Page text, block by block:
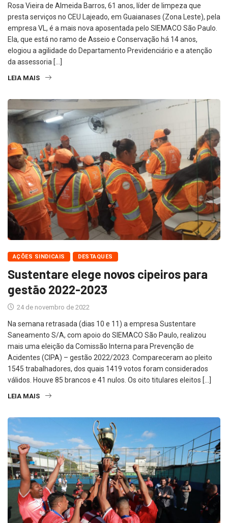
Rosa Vieira de Almeida Barros, 61 anos, líder de limpeza que
presta serviços no CEU Lajeado, em Guaianases (Zona Leste), pela
empresa VL, é a mais nova aposentada pelo SIEMACO São Paulo.
Ela, que está no ramo de Asseio e Conservação há 14 anos,
elogiou a agilidade do Departamento Previdenciário e a atenção
da assessoria […]
LEIA MAIS
AÇÕES SINDICAIS DESTAQUES
Sustentare elege novos cipeiros para
gestão 2022-2023
24 de novembro de 2022
Na semana retrasada (dias 10 e 11) a empresa Sustentare
Saneamento S/A, com apoio do SIEMACO São Paulo, realizou
mais uma eleição da Comissão Interna para Prevenção de
Acidentes (CIPA) – gestão 2022/2023. Compareceram ao pleito
1545 trabalhadores, dos quais 1419 votos foram considerados
válidos. Houve 85 brancos e 41 nulos. Os oito titulares eleitos […]
LEIA MAIS